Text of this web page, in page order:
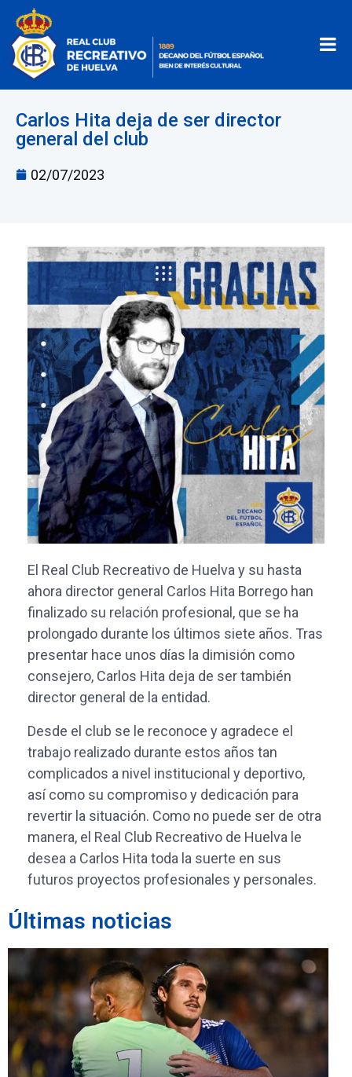
Carlos Hita deja de ser director
general del club
02/07/2023
El Real Club Recreativo de Huelva y su hasta
ahora director general Carlos Hita Borrego han
finalizado su relación profesional, que se ha
prolongado durante los últimos siete años. Tras
presentar hace unos días la dimisión como
consejero, Carlos Hita deja de ser también
director general de la entidad.
Desde el club se le reconoce y agradece el
trabajo realizado durante estos años tan
complicados a nivel institucional y deportivo,
así como su compromiso y dedicación para
revertir la situación. Como no puede ser de otra
manera, el Real Club Recreativo de Huelva le
desea a Carlos Hita toda la suerte en sus
futuros proyectos profesionales y personales.
Últimas noticias